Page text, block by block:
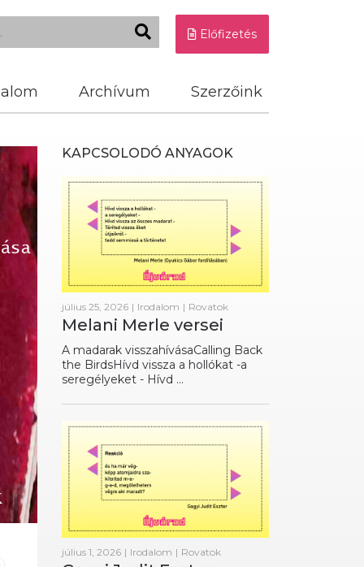
Előfizetés
Archívum Szerzőink
KAPCSOLODÓ ANYAGOK
július 25, 2026 | Irodalom | Rovatok
Melani Merle versei
A madarak visszahívásaCalling Back
the BirdsHívd vissza a hollókat -a
seregélyeket - Hívd ...
július 1, 2026 | Irodalom | Rovatok